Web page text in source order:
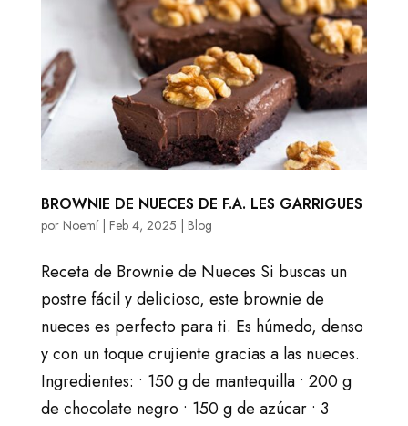
BROWNIE DE NUECES DE F.A. LES GARRIGUES
por Noemí| Feb 4, 2025 | Blog
Receta de Brownie de Nueces Si buscas un
postre fácil y delicioso, este brownie de
nueces es perfecto para ti. Es húmedo, denso
y con un toque crujiente gracias a las nueces.
Ingredientes: • 150 g de mantequilla • 200 g
de chocolate negro • 150 g de azúcar • 3